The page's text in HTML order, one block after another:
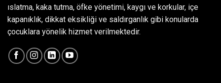
ıslatma, kaka tutma, öfke yönetimi, kaygı ve korkular, içe
kapanıklık, dikkat eksikliği ve saldırganlık gibi konularda
çocuklara yönelik hizmet verilmektedir.